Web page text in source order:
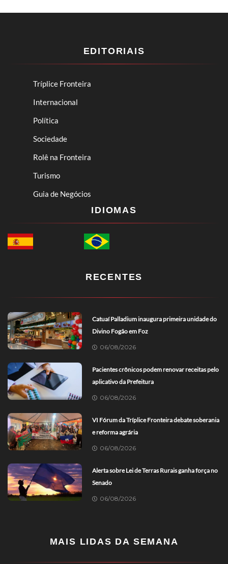
EDITORIAIS
Tríplice Fronteira
Internacional
Política
Sociedade
Rolê na Fronteira
Turismo
Guia de Negócios
IDIOMAS
RECENTES
Catuaí Palladium inaugura primeira unidade do
Divino Fogão em Foz
06/08/2026
Pacientes crônicos podem renovar receitas pelo
aplicativo da Prefeitura
06/08/2026
VI Fórum da Tríplice Fronteira debate soberania
e reforma agrária
06/08/2026
Alerta sobre Lei de Terras Rurais ganha força no
Senado
06/08/2026
MAIS LIDAS DA SEMANA